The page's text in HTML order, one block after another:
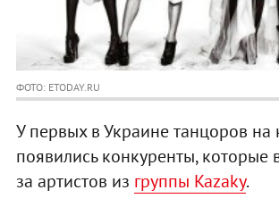
ФОТО: ETODAY.RU
У первых в Украине танцоров на
появились конкуренты, которые
за артистов из группы Kazaky.